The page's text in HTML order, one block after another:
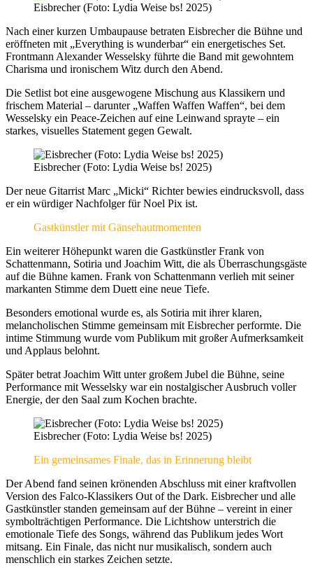
Eisbrecher (Foto: Lydia Weise bs! 2025)
Nach einer kurzen Umbaupause betraten Eisbrecher die Bühne und
eröffneten mit „Everything is wunderbar“ ein energetisches Set.
Frontmann Alexander Wesselsky führte die Band mit gewohntem
Charisma und ironischem Witz durch den Abend.
Die Setlist bot eine ausgewogene Mischung aus Klassikern und
frischem Material – darunter „Waffen Waffen Waffen“, bei dem
Wesselsky ein Peace-Zeichen auf eine Leinwand sprayte – ein
starkes, visuelles Statement gegen Gewalt.
Eisbrecher (Foto: Lydia Weise bs! 2025)
Der neue Gitarrist Marc „Micki“ Richter bewies eindrucksvoll, dass
er ein würdiger Nachfolger für Noel Pix ist.
Gastkünstler mit Gänsehautmomenten
Ein weiterer Höhepunkt waren die Gastkünstler Frank von
Schattenmann, Sotiria und Joachim Witt, die als Überraschungsgäste
auf die Bühne kamen. Frank von Schattenmann verlieh mit seiner
markanten Stimme dem Duett eine neue Tiefe.
Besonders emotional wurde es, als Sotiria mit ihrer klaren,
melancholischen Stimme gemeinsam mit Eisbrecher performte. Die
intime Stimmung wurde vom Publikum mit großer Aufmerksamkeit
und Applaus belohnt.
Später betrat Joachim Witt unter großem Jubel die Bühne, seine
Performance mit Wesselsky war ein nostalgischer Ausbruch voller
Energie, der den Saal zum Kochen brachte.
Eisbrecher (Foto: Lydia Weise bs! 2025)
Ein gemeinsames Finale, das in Erinnerung bleibt
Der Abend fand seinen krönenden Abschluss mit einer kraftvollen
Version des Falco-Klassikers Out of the Dark. Eisbrecher und alle
Gastkünstler standen gemeinsam auf der Bühne – vereint in einer
symbolträchtigen Performance. Die Lichtshow unterstrich die
emotionale Tiefe des Songs, während das Publikum jedes Wort
mitsang. Ein Finale, das nicht nur musikalisch, sondern auch
menschlich ein starkes Zeichen setzte.